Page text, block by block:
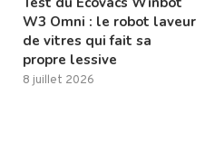
W3 Omni : le robot laveur
de vitres qui fait sa
propre lessive
8 juillet 2026